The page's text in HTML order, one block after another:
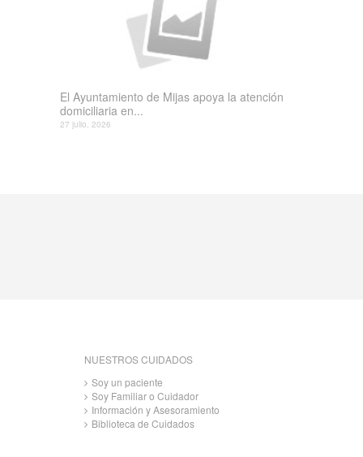
El Ayuntamiento de Mijas apoya la atención
domiciliaria en...
27 julio, 2026
NUESTROS CUIDADOS
Soy un paciente
Soy Familiar o Cuidador
Información y Asesoramiento
Biblioteca de Cuidados